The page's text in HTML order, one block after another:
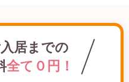
居までの
全て０円！